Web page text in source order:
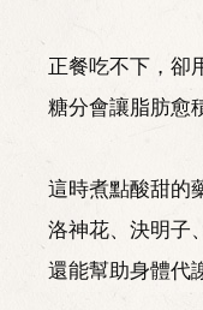
正餐吃不下，卻
糖分會讓脂肪愈
這時煮點酸甜的
洛神花、決明子
還能幫助身體代